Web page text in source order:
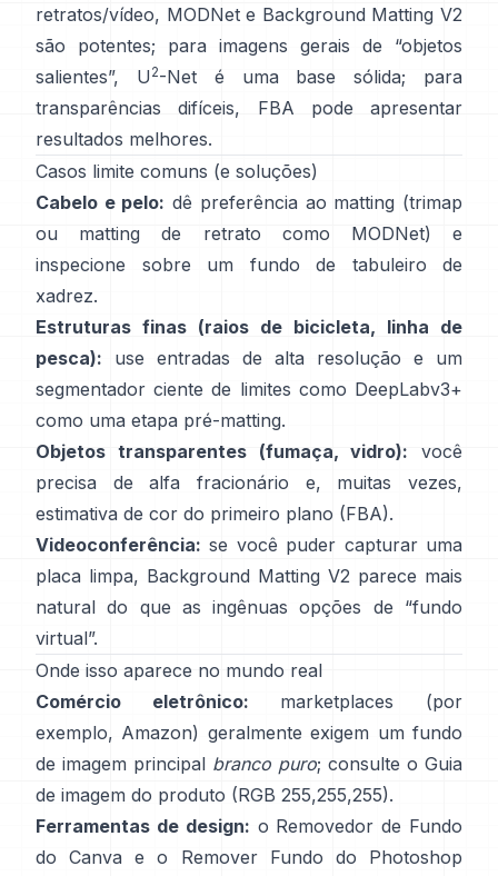
retratos/vídeo, MODNete Background Matting V2
são potentes; para imagens gerais de “objetos
salientes”,
U 2-Neté uma base sólida; para
transparências difíceis,
FBA pode apresentar
resultados melhores.
Casos limite comuns (e soluções)
Cabelo e pelo: dê preferência ao matting (trimap
ou matting de retrato como
MODNet) e
inspecione sobre um fundo de tabuleiro de
xadrez.
Estruturas finas (raios de bicicleta, linha de
pesca): use entradas de alta resolução e um
segmentador ciente de limites como DeepLabv3+
como uma etapa pré-matting.
Objetos transparentes (fumaça, vidro): você
precisa de alfa fracionário e, muitas vezes,
estimativa de cor do primeiro plano (FBA).
Videoconferência: se você puder capturar uma
placa limpa, Background Matting V2 parece mais
natural do que as ingênuas opções de “fundo
virtual”.
Onde isso aparece no mundo real
Comércio eletrônico: marketplaces (por
exemplo, Amazon) geralmente exigem um fundo
de imagem principal branco puro; consulte o Guia
de imagem do produto (RGB 255,255,255).
Ferramentas de design: o Removedor de Fundo
do Canva e o
Remover Fundo do Photoshop